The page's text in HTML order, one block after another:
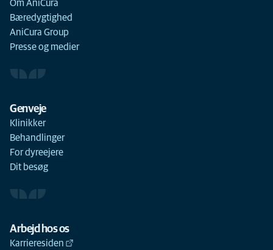
Om AniCura
Bæredygtighed
AniCura Group
Presse og medier
Genveje
Klinikker
Behandlinger
For dyreejere
Dit besøg
Arbejd hos os
Karrieresiden